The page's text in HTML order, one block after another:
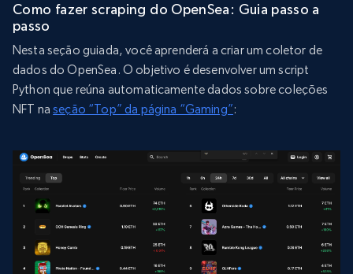
Como fazer scraping do OpenSea: Guia passo a
passo
Nesta seção guiada, você aprenderá a criar um coletor de
dados do OpenSea. O objetivo é desenvolver um script
Python que reúna automaticamente dados sobre coleções
NFT naseção “Top” da página “Gaming”: